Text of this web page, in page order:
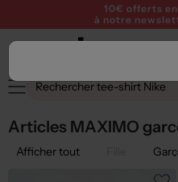
10€ offerts
à notre
Articles MAXIMO
Afficher tout